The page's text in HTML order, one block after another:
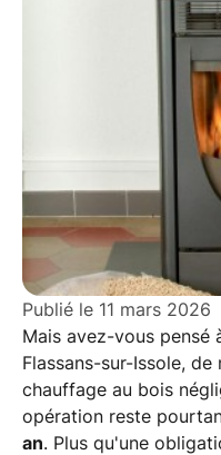
Publié le 11 mars 2026
Mais avez-vous pensé
Flassans-sur-Issole,
chauffage au bois
opération reste
an. Plus qu'une